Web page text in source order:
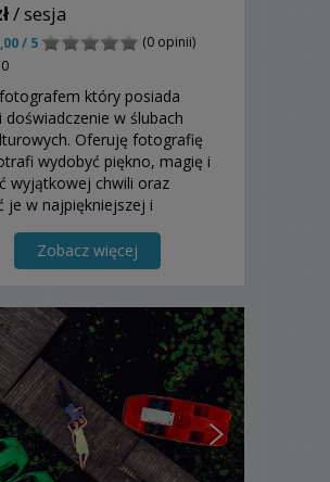
/ sesja
/ 5
(0 opinii)
który posiada
doświadczenie w ślubach
Oferuję fotografię
wydobyć piękno, magię i
wyjątkowej chwili oraz
je w najpiękniejszej i
Zobacz więcej